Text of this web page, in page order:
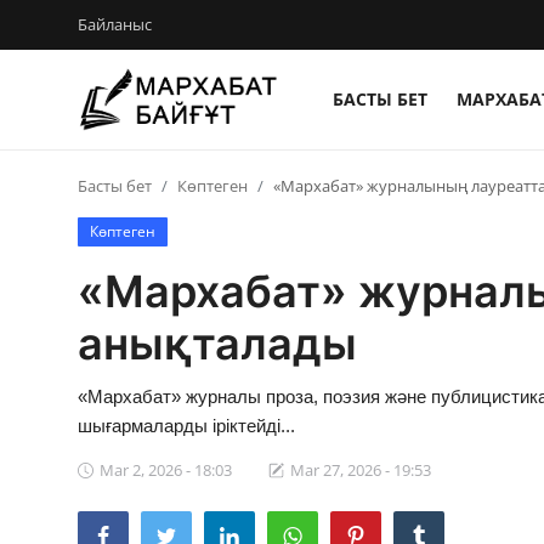
Байланыс
БАСТЫ БЕТ
Бір ауыз сөз
Әдебиет
Бейнебаян
Әлем әдебиеті
Басты бет Көптеген «Мархабат» журналының
Көптеген
«Мархабат»
анықталады
«Мархабат» журналы проза, поэзия және
шығармаларды іріктейді...
Mar 2, 2026 - 18:03 Mar 27, 2026 - 19:53